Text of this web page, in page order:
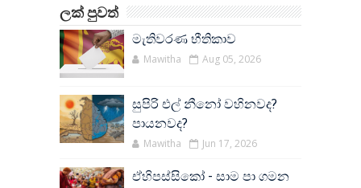
ලක් පුවත්
මැතිවරණ භීතිකාව
Mawitha Aug 05, 2026
සුපිරි එල් නීනෝ වහිනවද?
පායනවද?
Mawitha Jun 17, 2026
ඒහිපස්සිකෝ - සාම පා ගමන